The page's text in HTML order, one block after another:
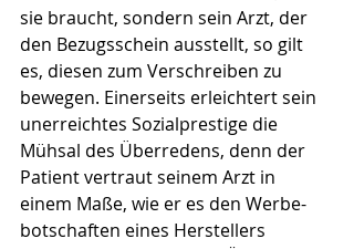
sie braucht, sondern sein Arzt, der
den Bezugsschein ausstellt, so gilt
es, diesen zum Verschreiben zu
bewegen. Einerseits erleichtert sein
unerreichtes Sozialprestige die
Mühsal des Überredens, denn der
Patient vertraut seinem Arzt in
einem Maße, wie er es den Werbe-
botschaften eines Herstellers